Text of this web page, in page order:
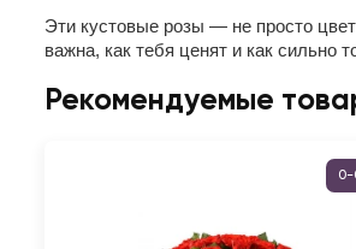
Эти кустовые розы — не просто
важна, как тебя ценят и как сильно
Рекомендуемые
0-